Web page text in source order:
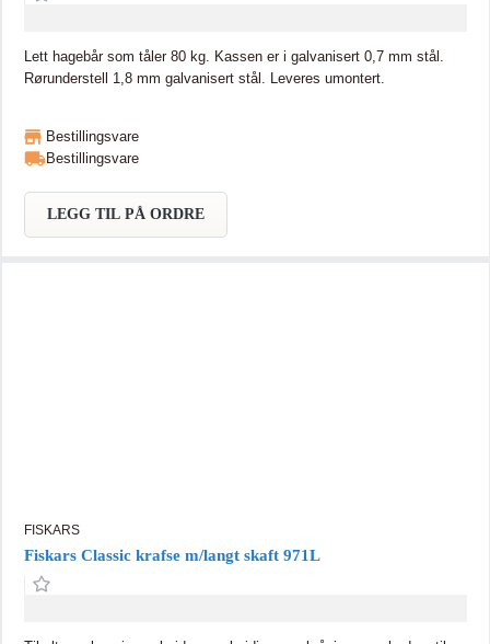
Lett hagebår som tåler 80 kg. Kassen er i galvanisert 0,7 mm stål.
Rørunderstell 1,8 mm galvanisert stål. Leveres umontert.
Bestillingsvare
Bestillingsvare
LEGG TIL PÅ ORDRE
FISKARS
Fiskars Classic krafse m/langt skaft 971L